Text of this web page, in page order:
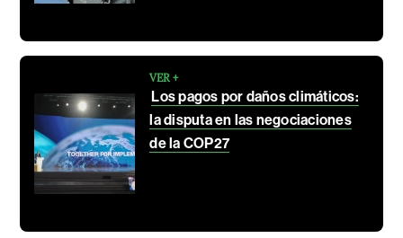
VER +
Los pagos por daños climáticos:
la disputa en las negociaciones
de la COP27